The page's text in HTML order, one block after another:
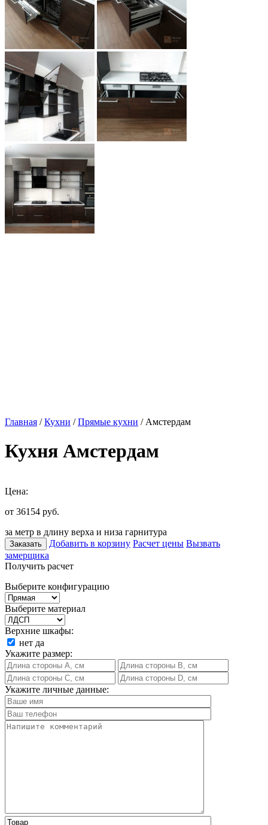
Главная /Кухни /Прямые кухни / Амстердам
Кухня Амстердам
Цена:
от 36154 руб.
за метр в длину верха и низа гарнитура
Заказать Добавить в корзину Расчет цены Вызвать
замерщика
Получить расчет
Выберите конфигурацию
Выберите материал
Верхние шкафы:
нет да
Укажите размер:
Укажите личные данные: